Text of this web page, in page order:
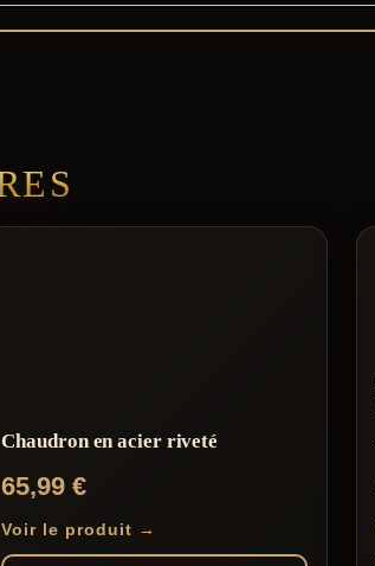
Chaudron en acier riveté
65,99 €
Voir le produit →